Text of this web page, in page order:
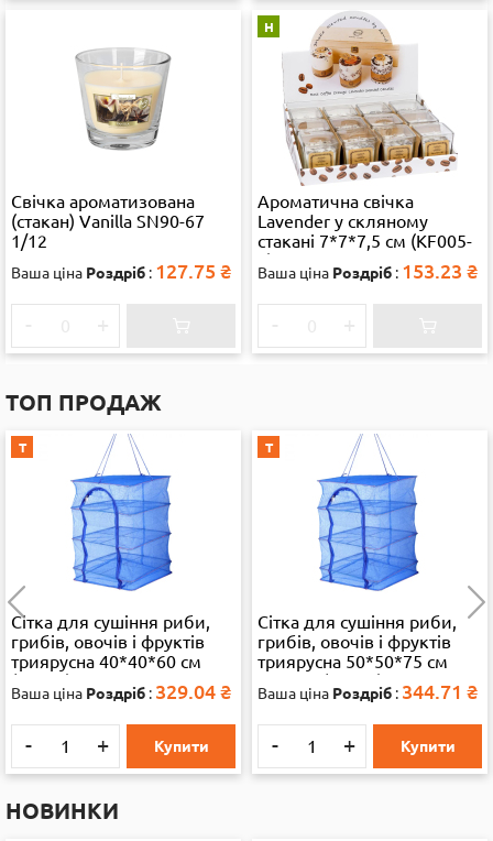
Свічка ароматизована
(стакан) Vanilla SN90-67
1/12
Ваша ціна Роздріб : 127.75 ₴
Н
Ароматична свічка
Lavender у скляному
стакані 7*7*7,5 см (KF005-
1) 38315
Ваша ціна Роздріб : 153.23 ₴
ТОП ПРОДАЖ
Т
Сітка для сушіння риби,
грибів, овочів і фруктів
триярусна 40*40*60 см
(13286)
Ваша ціна Роздріб : 329.04 ₴
- + Купити
Т
Сітка для сушіння риби,
грибів, овочів і фруктів
триярусна 50*50*75 см
велика (35892)
Ваша ціна Роздріб : 344.71 ₴
- + Купити
НОВИНКИ